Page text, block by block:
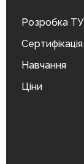
Розробка
Навчання
Ціни